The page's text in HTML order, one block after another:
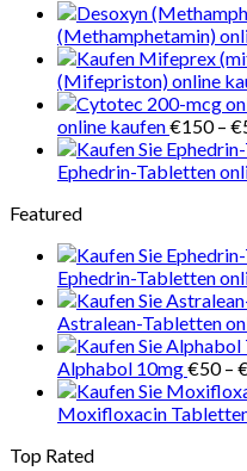
(Methamphetamin)
(Mifepriston) online
online kaufen€150 – €
Ephedrin-Tabletten
Featured
Ephedrin-Tabletten
Astralean-Tabletten
Alphabol 10mg€50 –
Moxifloxacin
Top Rated